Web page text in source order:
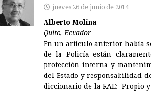
jueves 26 de junio de 2014
Alberto Molina
Quito, Ecuador
En un artículo anterior había
de la Policía están
protección interna y
del Estado y responsabilidad
diccionario de la RAE: